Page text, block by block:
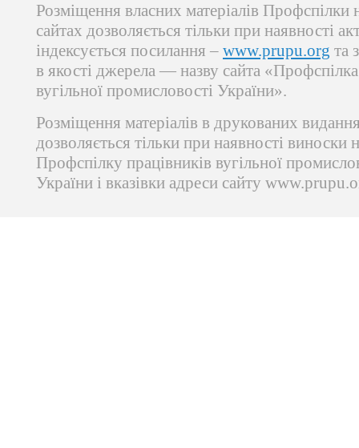
Розміщення власних матеріалів Профспілки
сайтах дозволяється тільки при наявності
індексується посилання – www.prupu.org та
в якості джерела — назву сайта «Профспілка
вугільної промисловості України».
Розміщення матеріалів в друкованих
дозволяється тільки при наявності виноски
Профспілку працівників вугільної
України і вказівки адреси сайту